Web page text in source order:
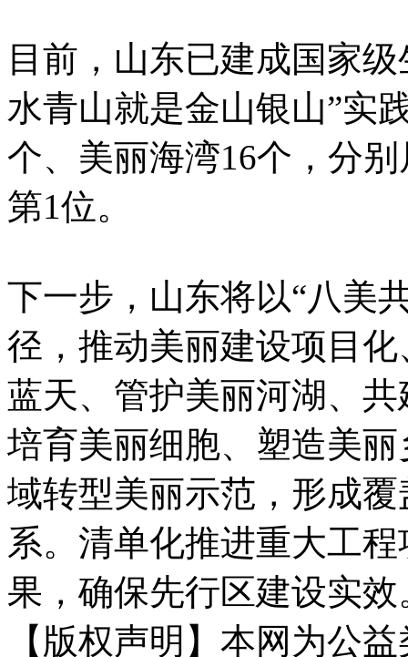
目前，山东已建成国家
水青山就是金山银山”实
个、美丽海湾16个，分
第1位。
下一步，山东将以“八美
径，推动美丽建设项目
蓝天、管护美丽河湖、
培育美丽细胞、塑造美
域转型美丽示范，形成
系。清单化推进重大工
果，确保先行区建设实效
【版权声明】本网为公